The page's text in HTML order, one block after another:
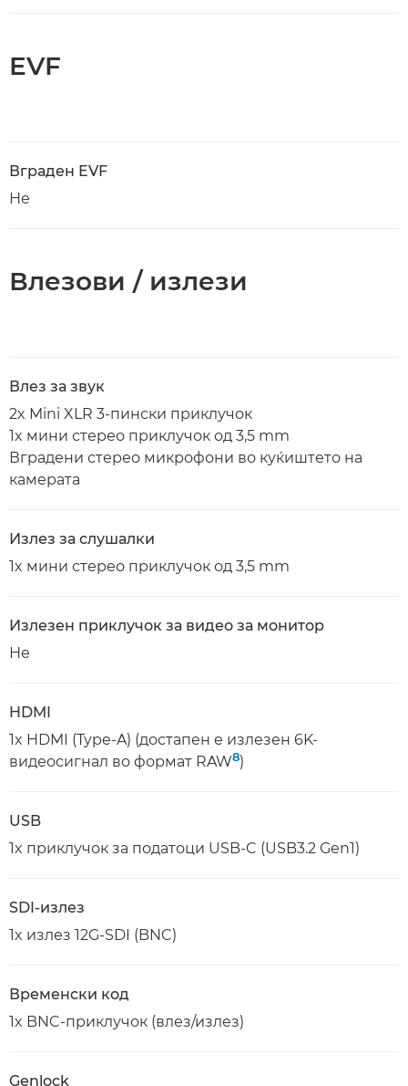
EVF
Вграден EVF
Не
Влезови / излези
Влез за звук
2x Mini XLR 3-пински приклучок
1x мини стерео приклучок од 3,5 mm
Вградени стерео микрофони во куќиштето на
камерата
Излез за слушалки
1x мини стерео приклучок од 3,5 mm
Излезен приклучок за видео за монитор
Не
HDMI
1x HDMI (Type-A) (достапен е излезен 6K-
видеосигнал во формат RAW8)
USB
1x приклучок за податоци USB-C (USB3.2 Gen1)
SDI-излез
1x излез 12G-SDI (BNC)
Временски код
1x BNC-приклучок (влез/излез)
Genlock